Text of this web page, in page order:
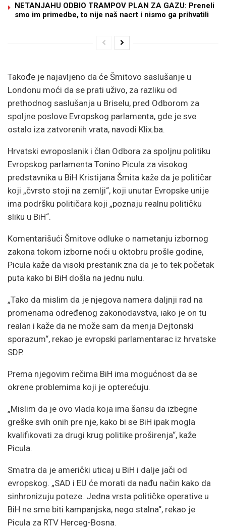
NETANJAHU ODBIO TRAMPOV PLAN ZA GAZU: Preneli
smo im primedbe, to nije naš nacrt i nismo ga prihvatili
Takođe je najavljeno da će Šmitovo saslušanje u
Londonu moći da se prati uživo, za razliku od
prethodnog saslušanja u Briselu, pred Odborom za
spoljne poslove Evropskog parlamenta, gde je sve
ostalo iza zatvorenih vrata, navodi Klix.ba.
Hrvatski evroposlanik i član Odbora za spoljnu politiku
Evropskog parlamenta Tonino Picula za visokog
predstavnika u BiH Kristijana Šmita kaže da je političar
koji „čvrsto stoji na zemlji“, koji unutar Evropske unije
ima podršku političara koji „poznaju realnu političku
sliku u BiH“.
Komentarišući Šmitove odluke o nametanju izbornog
zakona tokom izborne noći u oktobru prošle godine,
Picula kaže da visoki prestanik zna da je to tek početak
puta kako bi BiH došla na jednu nulu.
„Tako da mislim da je njegova namera daljnji rad na
promenama određenog zakonodavstva, iako je on tu
realan i kaže da ne može sam da menja Dejtonski
sporazum“, rekao je evropski parlamentarac iz hrvatske
SDP.
Prema njegovim rečima BiH ima mogućnost da se
okrene problemima koji je opterećuju.
„Mislim da je ovo vlada koja ima šansu da izbegne
greške svih onih pre nje, kako bi se BiH ipak mogla
kvalifikovati za drugi krug politike proširenja“, kaže
Picula.
Smatra da je američki uticaj u BiH i dalje jači od
evropskog. „SAD i EU će morati da nađu način kako da
sinhronizuju poteze. Jedna vrsta političke operative u
BiH ne sme biti kampanjska, nego stalna“, rekao je
Picula za RTV Herceg-Bosna.